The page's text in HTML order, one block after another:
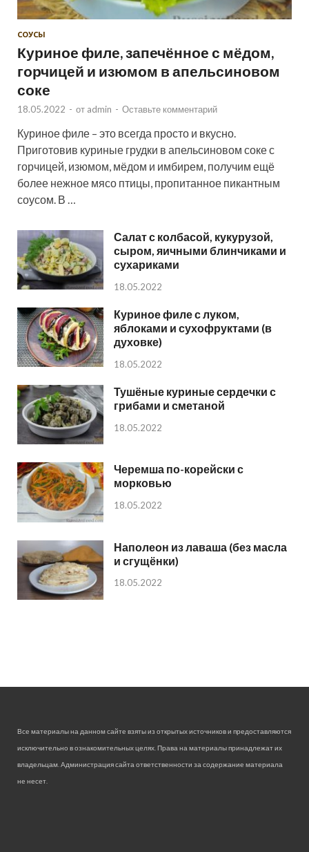
СОУСЫ
Куриное филе, запечённое с мёдом,
горчицей и изюмом в апельсиновом
соке
18.05.2022 - от admin - Оставьте комментарий
Куриное филе – это всегда просто и вкусно.
Приготовив куриные грудки в апельсиновом соке с
горчицей, изюмом, мёдом и имбирем, получим ещё
более нежное мясо птицы, пропитанное пикантным
соусом. В …
Салат с колбасой, кукурузой,
сыром, яичными блинчиками и
сухариками
18.05.2022
Куриное филе с луком,
яблоками и сухофруктами (в
духовке)
18.05.2022
Тушёные куриные сердечки с
грибами и сметаной
18.05.2022
Черемша по-корейски с
морковью
18.05.2022
Наполеон из лаваша (без масла
и сгущёнки)
18.05.2022
Все материалы на данном сайте взяты из открытых источников и предоставляются
исключительно в ознакомительных целях. Права на материалы принадлежат их
владельцам. Администрация сайта ответственности за содержание материала
не несет.